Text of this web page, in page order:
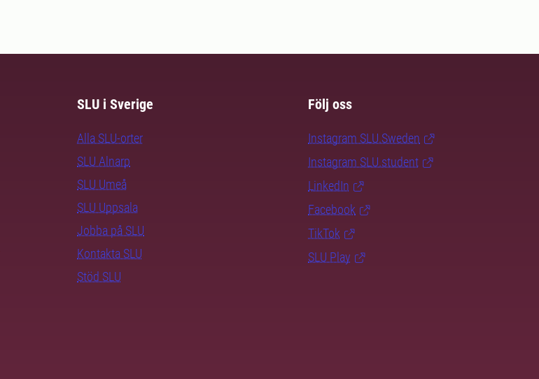
SLU i Sverige
Alla SLU-orter
SLU Alnarp
SLU Umeå
SLU Uppsala
Jobba på SLU
Kontakta SLU
Stöd SLU
Följ oss
Instagram SLU.Sweden
Instagram SLU.student
LinkedIn
Facebook
TikTok
SLU Play